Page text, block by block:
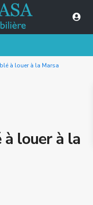
à louer à la Marsa
louer à la